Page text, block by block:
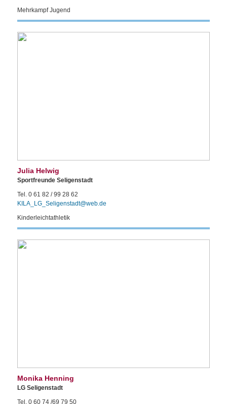
Mehrkampf Jugend
Julia Helwig
Sportfreunde Seligenstadt
Tel. 0 61 82 / 99 28 62
KILA_LG_Seligenstadt@web.de
Kinderleichtathletik
Monika Henning
LG Seligenstadt
Tel. 0 60 74 /69 79 50